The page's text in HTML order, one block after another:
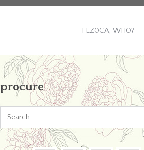
FEZOCA, WHO?
procure